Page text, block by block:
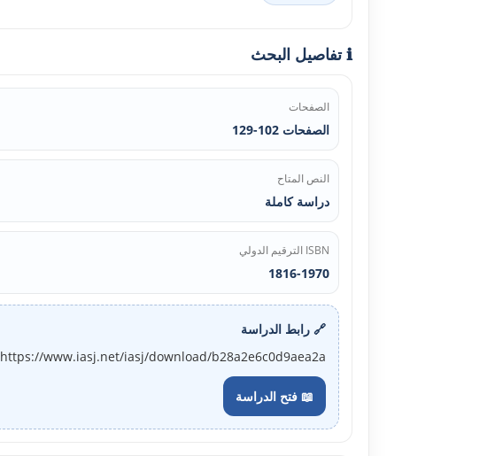
ℹ️ تفاصيل البحث
الصفحات
الصفحات 102-129
النص المتاح
دراسة كاملة
ISBN الترقيم الدولي
1816-1970
🔗 رابط الدراسة
https://www.iasj.net/iasj/download/b28a2e6c0d9aea2a
📖 فتح الدراسة